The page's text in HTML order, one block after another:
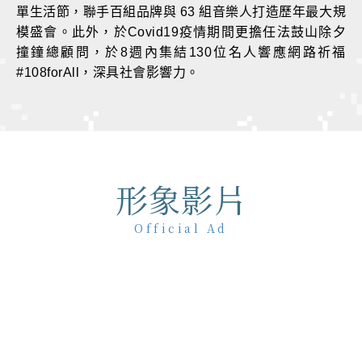
單生活節，聯手百組品牌與 63 組音樂人打造歷年最大規
模盛會。此外，於Covid19疫情期間更擔任法鼓山除夕
撞鐘總顧問，於8週內集結130位名人響應網路祈福
#108forAll，深具社會影響力。
形象影片
Official Ad